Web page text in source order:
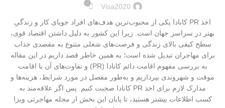
Visa2020 ۰
اخذ PR کانادا یکی از محبوب‌ترین هدف‌های افراد جویای کار و زندگیِ
بهتر در سراسر جهان است. زیرا این کشور به دلیل داشتن اقتصاد قوی،
سطح کیفی بالای زندگی و فرصت‌های شغلی متنوع به مقصدی جذاب
برای مهاجران تبدیل شده است؛ به همین خاطر قصد داریم در این مقاله
به بررسی مفهوم اقامت دائم کانادا (PR) و تفاوت‌های آن با اقامت
موقت و شهروندی بپردازیم و به‌طور مفصل در مورد شرایط، هزینه‌ها و
مدارک لازم برای اخذ PR کانادا صحبت کنیم. پس اگر علاقه‌مند به
کسب اطلاعات بیشتر هستید، تا پایان این بخش از مجله مهاجرتی ویزا